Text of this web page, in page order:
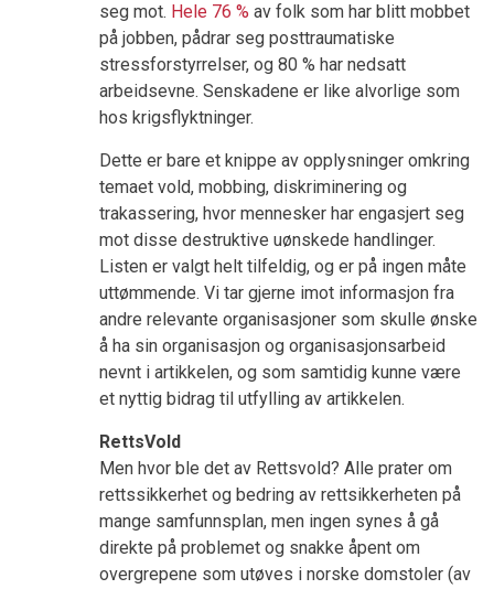
seg mot. Hele 76 % av folk som har blitt mobbet
på jobben, pådrar seg posttraumatiske
stressforstyrrelser, og 80 % har nedsatt
arbeidsevne. Senskadene er like alvorlige som
hos krigsflyktninger.
Dette er bare et knippe av opplysninger omkring
temaet vold, mobbing, diskriminering og
trakassering, hvor mennesker har engasjert seg
mot disse destruktive uønskede handlinger.
Listen er valgt helt tilfeldig, og er på ingen måte
uttømmende. Vi tar gjerne imot informasjon fra
andre relevante organisasjoner som skulle ønske
å ha sin organisasjon og organisasjonsarbeid
nevnt i artikkelen, og som samtidig kunne være
et nyttig bidrag til utfylling av artikkelen.
RettsVold
Men hvor ble det av Rettsvold? Alle prater om
rettssikkerhet og bedring av rettsikkerheten på
mange samfunnsplan, men ingen synes å gå
direkte på problemet og snakke åpent om
overgrepene som utøves i norske domstoler (av